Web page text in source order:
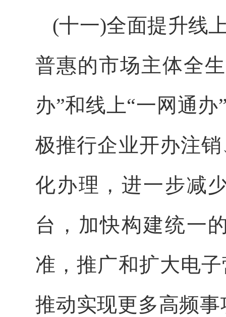
(十一)全面提升线
普惠的市场主体全
办”和线上“一网通
极推行企业开办注
化办理，进一步减
台，加快构建统一
准，推广和扩大电
推动实现更多高频